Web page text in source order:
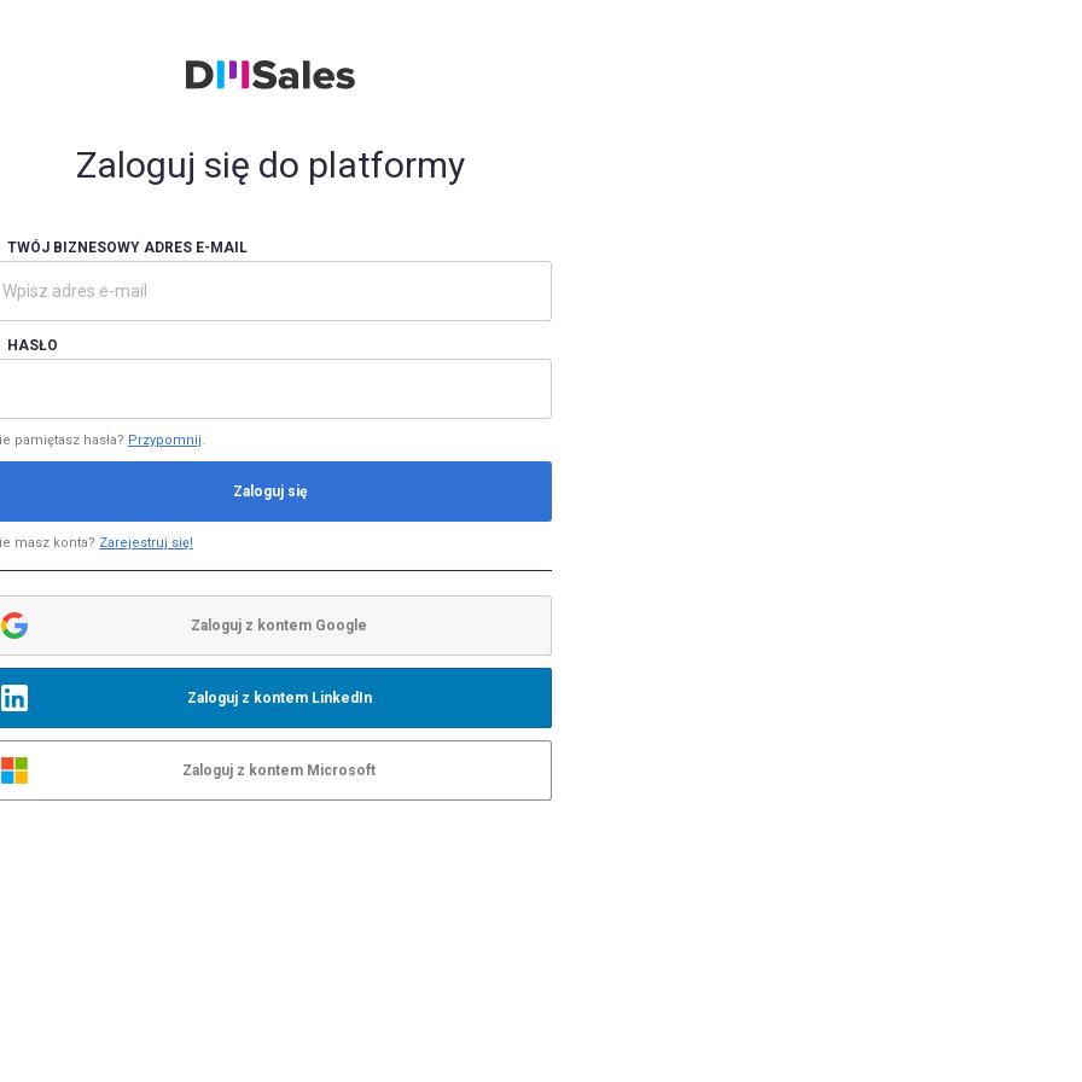
Zaloguj się do platformy
TWÓJ BIZNESOWY ADRES E-MAIL
HASŁO
pamiętasz hasła? Przypomnij.
Zaloguj się
masz konta? Zarejestruj się!
Zaloguj z kontem Google
Zaloguj z kontem LinkedIn
Zaloguj z kontem Microsoft